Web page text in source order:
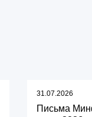
31.07.2026
Письма